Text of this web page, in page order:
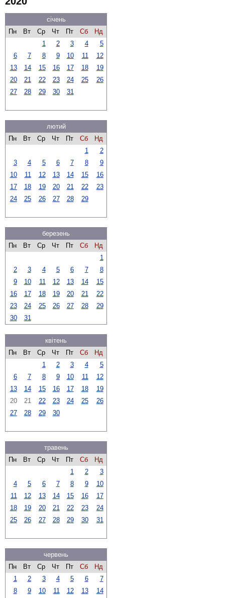
січень
Пн
Вт Ср Чт Пт Сб
Нд
1
2 3 4
5
6
7 8 9 10 11
12
13
14 15 16 17 18
19
20
21 22 23 24 25
26
27
28 29 30 31
лютий
Пн
Вт Ср Чт Пт Сб
Нд
1
2
3
4 5 6 7 8
9
10
11 12 13 14 15
16
17
18 19 20 21 22
23
24
25 26 27 28 29
березень
Пн
Вт Ср Чт Пт Сб
Нд
1
2
3 4 5 6 7
8
9
10 11 12 13 14
15
16
17 18 19 20 21
22
23
24 25 26 27 28
29
30
31
квітень
Пн
Вт Ср Чт Пт Сб
Нд
1
2 3 4
5
6
7 8 9 10 11
12
13
14 15 16 17 18
19
20
21 22 23 24 25
26
27
28 29 30
травень
Пн
Вт Ср Чт Пт Сб
Нд
1
2
3
4
5 6 7 8 9
10
11
12 13 14 15 16
17
18
19 20 21 22 23
24
25
26 27 28 29 30 31
червень
Пн
Вт Ср Чт Пт Сб
Нд
1
2 3 4 5 6
7
8
9 10 11 12 13
14